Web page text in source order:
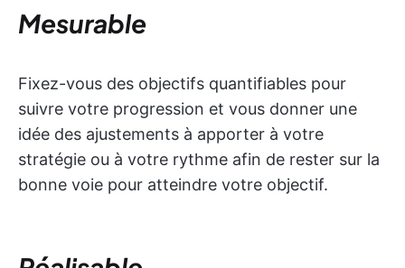
Mesurable
Fixez-vous des objectifs quantifiables pour
suivre votre progression et vous donner une
idée des ajustements à apporter à votre
stratégie ou à votre rythme afin de rester sur la
bonne voie pour atteindre votre objectif.